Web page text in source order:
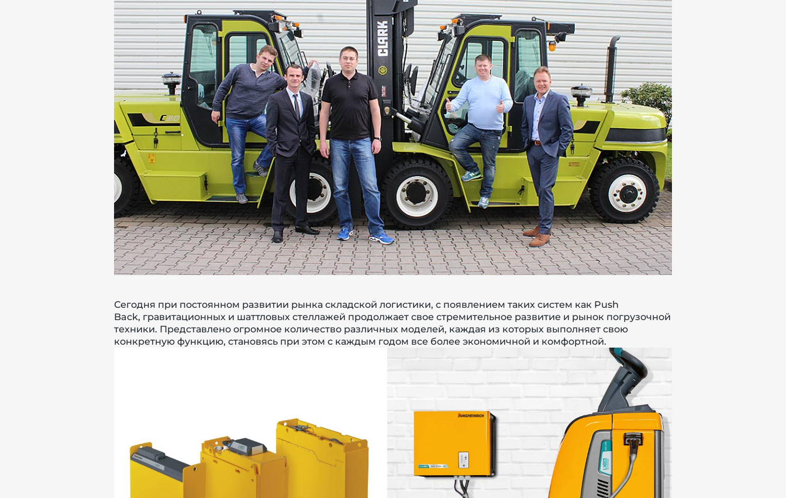
Сегодня при постоянном развитии рынка складской логистики, с появлением таких систем как Push
Back, гравитационных и шаттловых стеллажей продолжает свое стремительное развитие и рынок погрузочной
техники. Представлено огромное количество различных моделей, каждая из которых выполняет свою
конкретную функцию, становясь при этом с каждым годом все более экономичной и комфортной.